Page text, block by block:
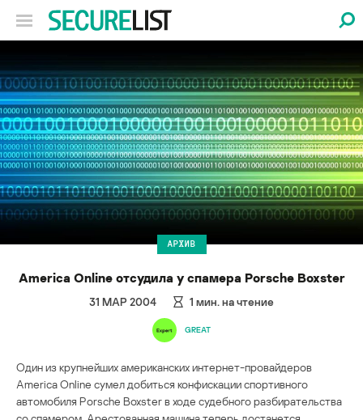
АРХИВ
America Online отсудила у спамера Porsche Boxster
31 МАР 2004 1 мин. на чтение
GREAT
Один из крупнейших американских интернет-провайдеров
America Online сумел добиться конфискации спортивного
автомобиля Porsche Boxster в ходе судебного разбирательства